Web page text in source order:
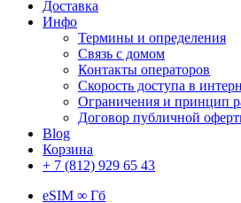
Доставка
Инфо
Термины и определения
Связь с домом
Контакты операторов
Скорость доступа в
Ограничения и принцип
Договор публичной
Blog
Корзина
+ 7 (812) 929 65 43
eSIM ∞ Гб